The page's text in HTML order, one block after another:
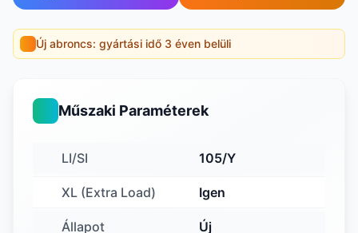
Új abroncs: gyártási idő 3 éven belüli
Műszaki Paraméterek
LI/SI 105/Y
XL (Extra Load) Igen
Állapot Új